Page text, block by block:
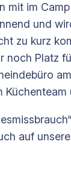
im
und
zu kurz
noch Platz
auf